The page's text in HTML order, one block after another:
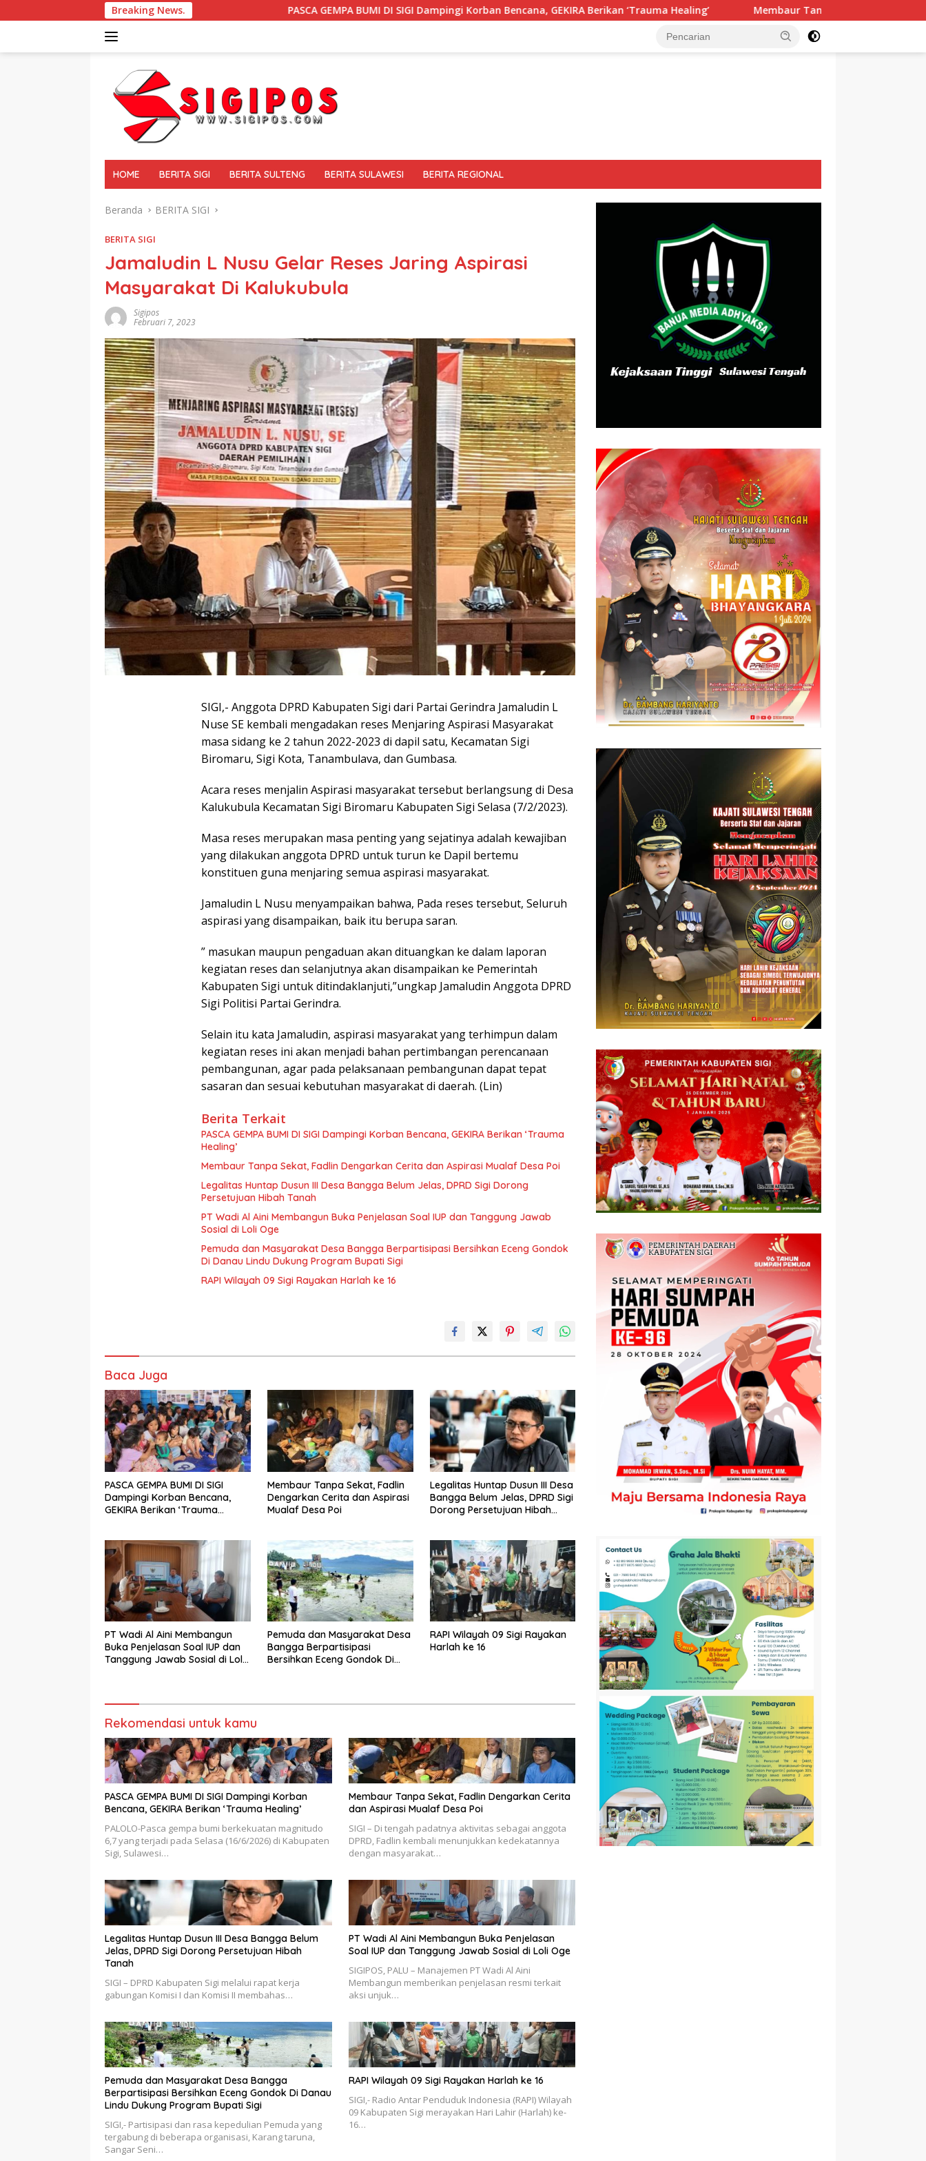
ke
Breaking News.PASCA GEMPA BUMI DI SIGI Dampingi Korban Bencana, GEKIRA Berikan ‘Trauma Healing’ Membaur Tanpa Sekat, Fadlin Dengarkan Cerita dan
HOME BERITA SIGI BERITA SULTENG BERITA SULAWESI BERITA REGIONAL
Beranda BERITA SIGI
BERITA SIGI
Jamaludin L Nusu Gelar Reses Jaring Aspirasi
Masyarakat Di Kalukubula
Sigipos
Februari 7, 2023
SIGI,- Anggota DPRD Kabupaten Sigi dari Partai Gerindra Jamaludin L
Nuse SE kembali mengadakan reses Menjaring Aspirasi Masyarakat
masa sidang ke 2 tahun 2022-2023 di dapil satu, Kecamatan Sigi
Biromaru, Sigi Kota, Tanambulava, dan Gumbasa.
Acara reses menjalin Aspirasi masyarakat tersebut berlangsung di Desa
Kalukubula Kecamatan Sigi Biromaru Kabupaten Sigi Selasa (7/2/2023).
Masa reses merupakan masa penting yang sejatinya adalah kewajiban
yang dilakukan anggota DPRD untuk turun ke Dapil bertemu
konstituen guna menjaring semua aspirasi masyarakat.
Jamaludin L Nusu menyampaikan bahwa, Pada reses tersebut, Seluruh
aspirasi yang disampaikan, baik itu berupa saran.
” masukan maupun pengaduan akan dituangkan ke dalam laporan
kegiatan reses dan selanjutnya akan disampaikan ke Pemerintah
Kabupaten Sigi untuk ditindaklanjuti,”ungkap Jamaludin Anggota DPRD
Sigi Politisi Partai Gerindra.
Selain itu kata Jamaludin, aspirasi masyarakat yang terhimpun dalam
kegiatan reses ini akan menjadi bahan pertimbangan perencanaan
pembangunan, agar pada pelaksanaan pembangunan dapat tepat
sasaran dan sesuai kebutuhan masyarakat di daerah. (Lin)
Berita Terkait
PASCA GEMPA BUMI DI SIGI Dampingi Korban Bencana, GEKIRA Berikan ‘Trauma
Healing’
Membaur Tanpa Sekat, Fadlin Dengarkan Cerita dan Aspirasi Mualaf Desa Poi
Legalitas Huntap Dusun III Desa Bangga Belum Jelas, DPRD Sigi Dorong
Persetujuan Hibah Tanah
PT Wadi Al Aini Membangun Buka Penjelasan Soal IUP dan Tanggung Jawab
Sosial di Loli Oge
Pemuda dan Masyarakat Desa Bangga Berpartisipasi Bersihkan Eceng Gondok
Di Danau Lindu Dukung Program Bupati Sigi
RAPI Wilayah 09 Sigi Rayakan Harlah ke 16
Baca Juga
PASCA GEMPA BUMI DI SIGI
Dampingi Korban Bencana,
GEKIRA Berikan ‘Trauma
Membaur Tanpa Sekat, Fadlin
Dengarkan Cerita dan Aspirasi
Mualaf Desa Poi
Legalitas Huntap Dusun III Desa
Bangga Belum Jelas, DPRD Sigi
Dorong Persetujuan Hibah
PT Wadi Al Aini Membangun
Buka Penjelasan Soal IUP dan
Tanggung Jawab Sosial di Loli
Pemuda dan Masyarakat Desa
Bangga Berpartisipasi
Bersihkan Eceng Gondok Di
RAPI Wilayah 09 Sigi Rayakan
Harlah ke 16
Rekomendasi untuk kamu
PASCA GEMPA BUMI DI SIGI Dampingi Korban
Bencana, GEKIRA Berikan ‘Trauma Healing’
PALOLO-Pasca gempa bumi berkekuatan magnitudo
6,7 yang terjadi pada Selasa (16/6/2026) di Kabupaten
Sigi, Sulawesi…
Membaur Tanpa Sekat, Fadlin Dengarkan Cerita
dan Aspirasi Mualaf Desa Poi
SIGI – Di tengah padatnya aktivitas sebagai anggota
DPRD, Fadlin kembali menunjukkan kedekatannya
dengan masyarakat…
Legalitas Huntap Dusun III Desa Bangga Belum
Jelas, DPRD Sigi Dorong Persetujuan Hibah
Tanah
SIGI – DPRD Kabupaten Sigi melalui rapat kerja
gabungan Komisi I dan Komisi II membahas…
PT Wadi Al Aini Membangun Buka Penjelasan
Soal IUP dan Tanggung Jawab Sosial di Loli Oge
SIGIPOS, PALU – Manajemen PT Wadi Al Aini
Membangun memberikan penjelasan resmi terkait
aksi unjuk…
Pemuda dan Masyarakat Desa Bangga
Berpartisipasi Bersihkan Eceng Gondok Di Danau
Lindu Dukung Program Bupati Sigi
SIGI,- Partisipasi dan rasa kepedulian Pemuda yang
tergabung di beberapa organisasi, Karang taruna,
Sangar Seni…
RAPI Wilayah 09 Sigi Rayakan Harlah ke 16
SIGI,- Radio Antar Penduduk Indonesia (RAPI) Wilayah
09 Kabupaten Sigi merayakan Hari Lahir (Harlah) ke-
16…